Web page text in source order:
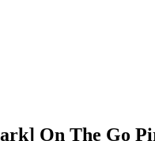
On The Go